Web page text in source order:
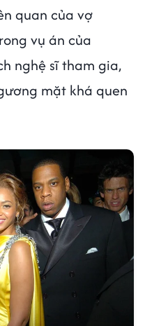
quan của vợ
vụ án của
nghệ sĩ tham gia,
mặt khá quen